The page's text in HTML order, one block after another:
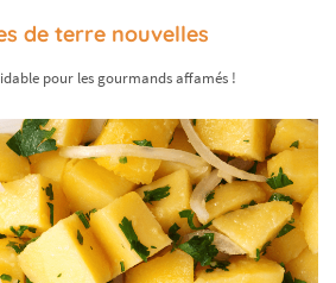
de terre nouvelles
pour les gourmands affamés !